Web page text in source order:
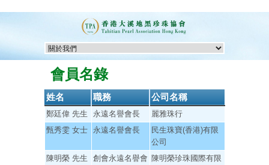
會員名錄
姓名 職務 公司名稱
鄭廷偉 先生 永遠名譽會長
麗雅珠行
甄秀雯 女士 永遠名譽會長
民生珠寶(香港)有限
公司
陳明榮 先生
創會永遠名譽會 陳明榮珍珠國際有限